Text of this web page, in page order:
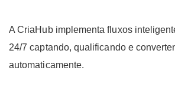
A CriaHub implementa fluxos
24/7 captando, qualificando e
automaticamente.